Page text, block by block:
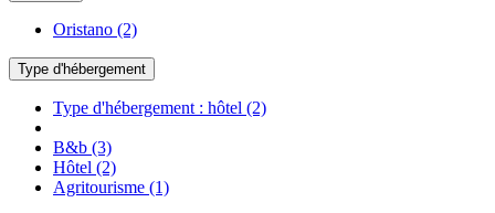
Oristano (2)
Type d'hébergement
Type d'hébergement : hôtel (2)
B&b (3)
Hôtel (2)
Agritourisme (1)